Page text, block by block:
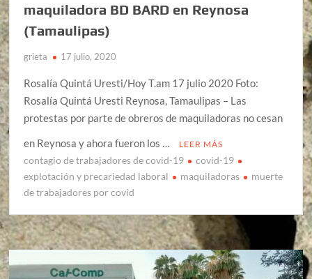
maquiladora BD BARD en Reynosa
(Tamaulipas)
grieta 17 julio, 2020
Rosalía Quintá Uresti/Hoy T.am 17 julio 2020 Foto:
Rosalía Quintá Uresti Reynosa, Tamaulipas – Las
protestas por parte de obreros de maquiladoras no cesan
en Reynosa y ahora fueron los …
LEER MÁS
contagio de trabajadores de covid-19
covid-19
explotación y precariedad laboral
maquiladoras
muerte
de trabajadores por covid